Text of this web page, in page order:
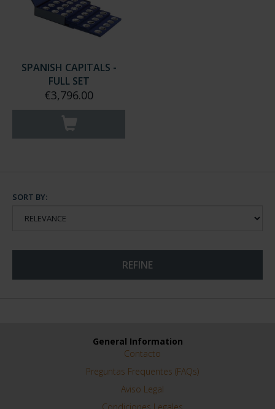
SPANISH CAPITALS -
FULL SET
€3,796.00
SORT BY:
REFINE
General Information
Contacto
Preguntas Frequentes (FAQs)
Aviso Legal